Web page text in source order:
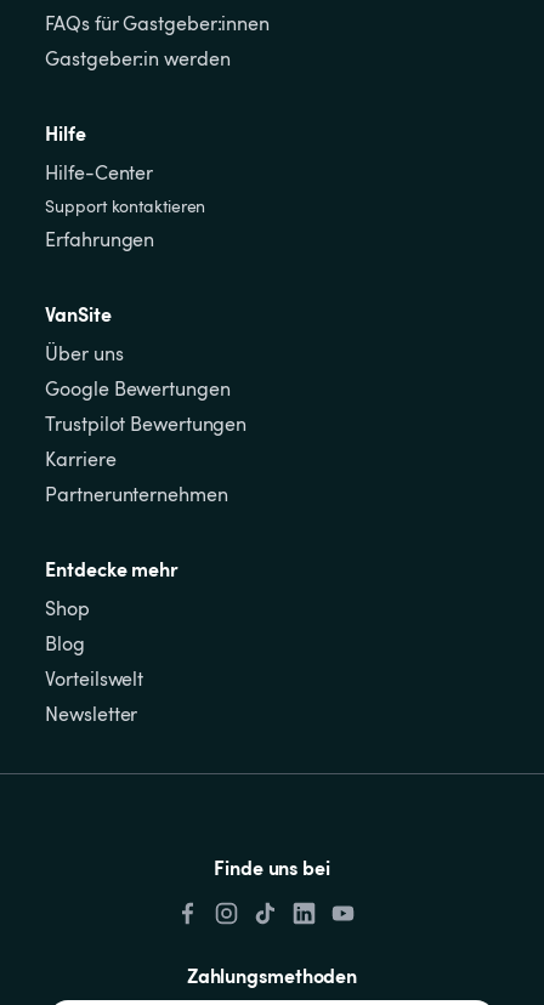
FAQs für Gastgeber:innen
Gastgeber:in werden
Hilfe
Hilfe-Center
Support kontaktieren
Erfahrungen
VanSite
Über uns
Google Bewertungen
Trustpilot Bewertungen
Karriere
Partnerunternehmen
Entdecke mehr
Shop
Blog
Vorteilswelt
Newsletter
Finde uns bei
Zahlungsmethoden